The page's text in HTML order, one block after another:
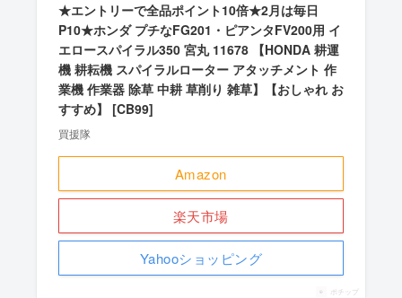
★エントリーで全品ポイント10倍★2月は毎日
P10★ホンダ プチなFG201・ピアンタFV200用 イ
エロースパイラル350 宮丸 11678 【HONDA 耕運
機 耕耘機 スパイラルローター アタッチメント 作
業機 作業器 除草 中耕 草削り 雑草】【おしゃれ お
すすめ】 [CB99]
買援隊
Amazon
楽天市場
Yahooショッピング
ポチップ